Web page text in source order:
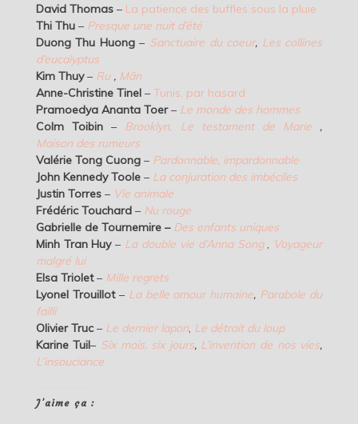
David Thomas– La patience des buffles sous la pluie
Thi Thu– Presque une nuit d’été
Duong Thu Huong– Sanctuaire du coeur, Les collines
d’eucalyptus
Kim Thuy– Ru, Mãn
Anne-Christine Tinel– Tunis, par hasard
Pramoedya Ananta Toer– Le monde des hommes
Colm Toibin– Brooklyn, Le testament de Marie ,
Maison des rumeurs
Valérie Tong Cuong– Pardonnable, impardonnable
John Kennedy Toole– La conjuration des imbéciles
Justin Torres– Vie animale
Frédéric Touchard– Nu rouge
Gabrielle de Tournemire – Des enfants uniques
Minh Tran Huy– La double vie d’Anna Song , Voyageur
malgré lui
Elsa Triolet– Mille regrets
Lyonel Trouillot–La belle amour humaine, Parabole du
failli
Olivier Truc– Le dernier lapon, Le détroit du loup
Karine Tuil– Six mois, six jours, L’invention de nos vies,
L’insouciance
J’aime ça :